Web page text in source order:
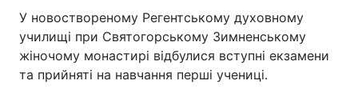
Головна Війна
У новоствореному Регентському духовному
училищі при Святогорському Зимненському
жіночому монастирі відбулися вступні екзамени
та прийняті на навчання перші учениці.